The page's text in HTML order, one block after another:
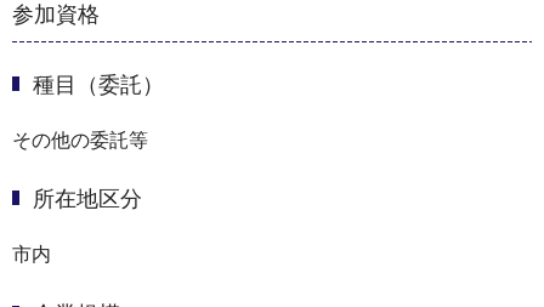
参加資格
種目（委託）
その他の委託等
所在地区分
市内